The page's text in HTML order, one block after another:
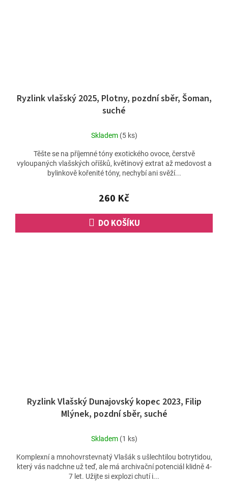
Ryzlink vlašský 2025, Plotny, pozdní sběr, Šoman,
suché
Skladem (5 ks)
260 Kč
DO KOŠÍKU
Těšte se na příjemné tóny exotického ovoce, čerstvě
vyloupaných vlašských oříšků, květinový extrat až medovost a
bylinkově kořenité tóny, nechybí ani svěží...
Ryzlink Vlašský Dunajovský kopec 2023, Filip
Mlýnek, pozdní sběr, suché
Skladem (1 ks)
Komplexní a mnohovrstevnatý Vlašák s ušlechtilou botrytidou,
který vás nadchne už teď, ale má archivační potenciál klidně 4-
7 let. Užijte si explozi chutí i...